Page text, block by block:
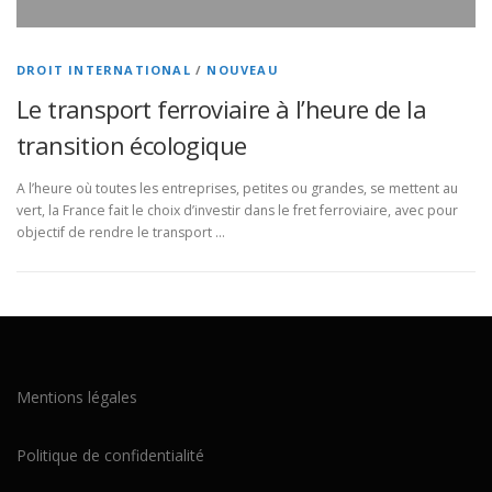
DROIT INTERNATIONAL / NOUVEAU
Le transport ferroviaire à l’heure de la
transition écologique
A l’heure où toutes les entreprises, petites ou grandes, se mettent au
vert, la France fait le choix d’investir dans le fret ferroviaire, avec pour
objectif de rendre le transport …
Mentions légales
Politique de confidentialité